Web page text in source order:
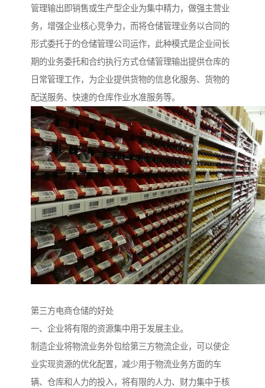
管理输出即销售或生产型企业为集中精力，做强主营业
务，增强企业核心竞争力，而将仓储管理业务以合同的
形式委托于的仓储管理公司运作，此种模式是企业间长
期的业务委托和合约执行方式仓储管理输出提供仓库的
日常管理工作，为企业提供货物的信息化服务、货物的
配送服务、快速的仓库作业水准服务等。
第三方电商仓储的好处
一、企业将有限的资源集中用于发展主业。
制造企业将物流业务外包给第三方物流企业，可以使企
业实现资源的优化配置，减少用于物流业务方面的车
辆、仓库和人力的投入，将有限的人力、财力集中于核